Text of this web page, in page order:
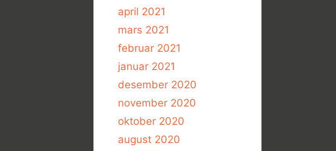
april 2021
mars 2021
februar 2021
januar 2021
desember 2020
november 2020
oktober 2020
august 2020